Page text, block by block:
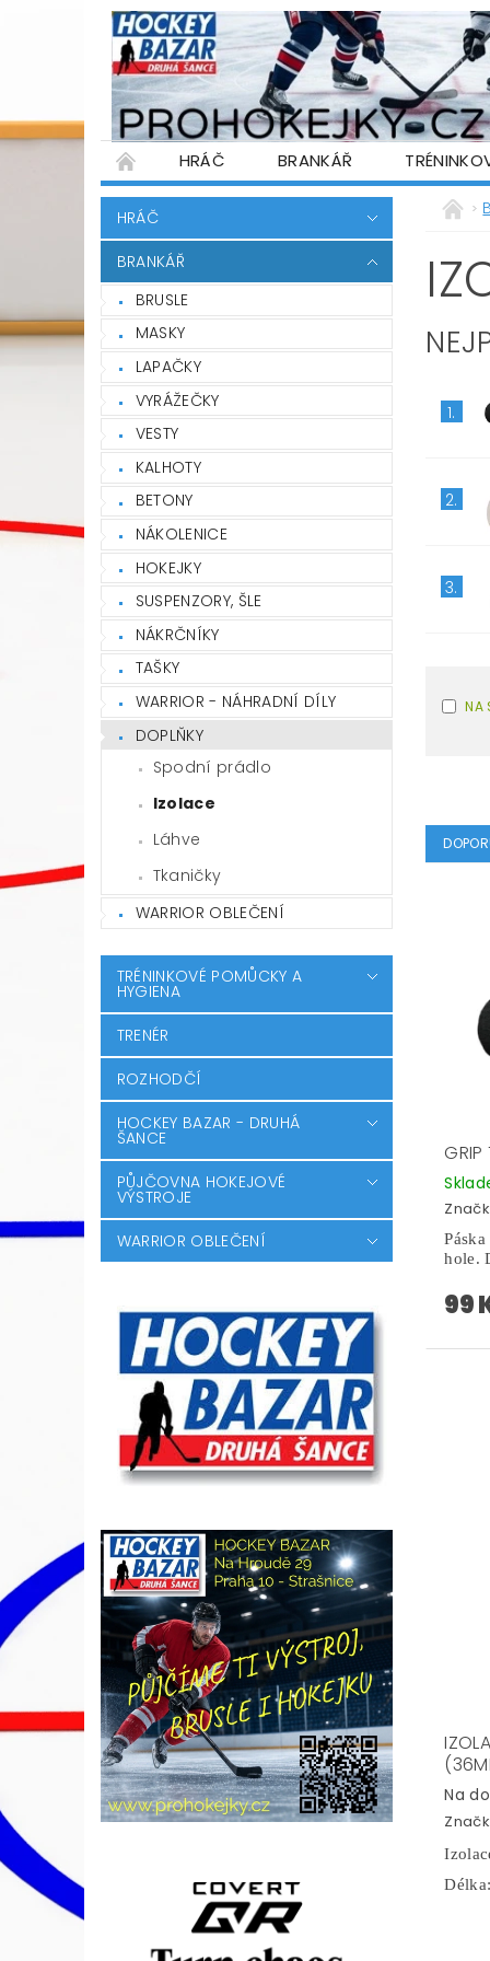
HRÁČ BRANKÁŘ
PŮJČOVNA HOKEJOVÉ VÝSTROJE
PODMÍNKY OCHRANY OSOBNÍCH ÚDAJŮ
HRÁČ
BRANKÁŘ
BRUSLE
MASKY
LAPAČKY
VYRÁŽEČKY
VESTY
KALHOTY
BETONY
NÁKOLENICE
HOKEJKY
SUSPENZORY, ŠLE
NÁKRČNÍKY
TAŠKY
WARRIOR - NÁHRADNÍ DÍLY
DOPLŇKY
Spodní prádlo
Izolace
Láhve
Tkaničky
WARRIOR OBLEČENÍ
TRÉNINKOVÉ POMŮCKY A
HYGIENA
TRENÉR
ROZHODČÍ
HOCKEY BAZAR - DRUHÁ
ŠANCE
PŮJČOVNA HOKEJOVÉ
VÝSTROJE
WARRIOR OBLEČENÍ
1.
2.
3.
NA
GRIP
Páska
hole.
99
Na